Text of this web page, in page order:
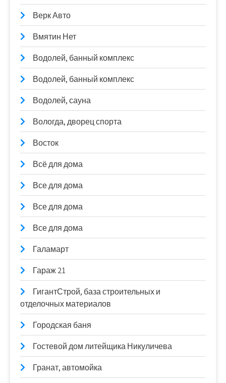
Верк Авто
Вмятин Нет
Водолей, банный комплекс
Водолей, банный комплекс
Водолей, сауна
Вологда, дворец спорта
Восток
Всё для дома
Все для дома
Все для дома
Все для дома
Галамарт
Гараж 21
ГигантСтрой, база строительных и
отделочных материалов
Городская баня
Гостевой дом литейщика Никуличева
Гранат, автомойка